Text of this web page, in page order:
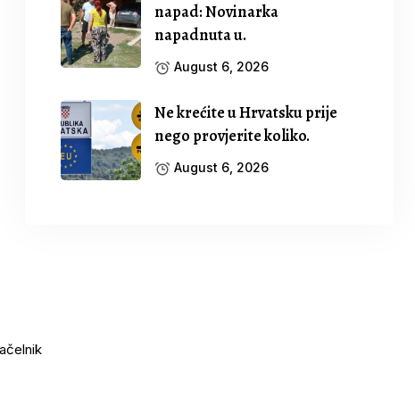
napad: Novinarka
napadnuta u.
August 6, 2026
Ne krećite u Hrvatsku prije
nego provjerite koliko.
August 6, 2026